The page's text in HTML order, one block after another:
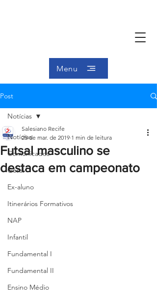
Menu
Post
Notícias
Comunicados
Geral
Ex-aluno
Itinerários Formativos
NAP
Infantil
Fundamental I
Fundamental II
Ensino Médio
Notícias
Futsal masculino se
destaca em campeonato
Salesiano Recife
25 de mar. de 2019 1 min de leitura